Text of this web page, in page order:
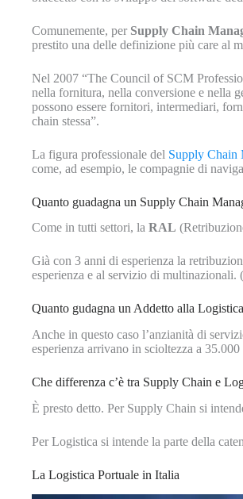
Comunemente, per Supply Chain
prestito una delle definizione più care al
Nel 2007 “The Council of SCM
nella fornitura, nella conversione e nella
possono essere fornitori, intermediari,
chain stessa”.
La figura professionale del Supply Chain
come, ad esempio, le compagnie di
Quanto guadagna un Supply Chain
Come in tutti settori, la RAL
Già con 3 anni di esperienza la
esperienza e al servizio di multinazionali.
Quanto gudagna un Addetto alla
Anche in questo caso l’anzianità di
esperienza arrivano in scioltezza a
Che differenza c’è tra Supply Chain e
È presto detto. Per Supply Chain si
Per Logistica si intende la parte della
La Logistica Portuale in Italia